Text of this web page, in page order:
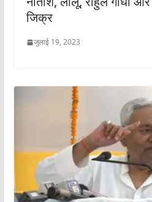
जिक्र
जुलाई 19, 2023